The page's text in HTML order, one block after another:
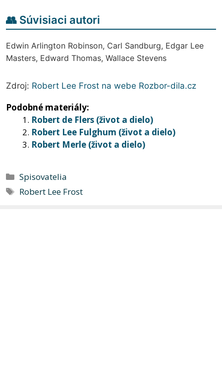
👥 Súvisiaci autori
Edwin Arlington Robinson, Carl Sandburg, Edgar Lee
Masters, Edward Thomas, Wallace Stevens
Zdroj: Robert Lee Frost na webe Rozbor-dila.cz
Podobné materiály:
Robert de Flers (život a dielo)
Robert Lee Fulghum (život a dielo)
Robert Merle (život a dielo)
Kategórie
Spisovatelia
Značky
Robert Lee Frost